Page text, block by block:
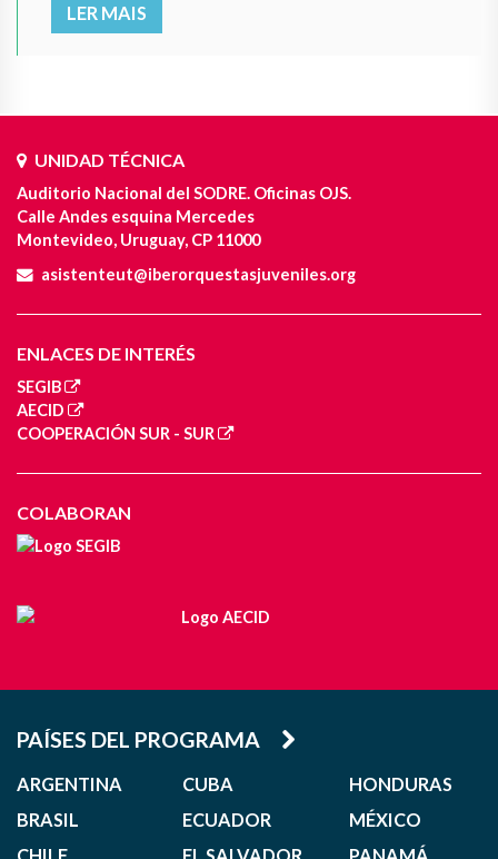
LER MAIS
UNIDAD TÉCNICA
Auditorio Nacional del SODRE. Oficinas OJS.
Calle Andes esquina Mercedes
Montevideo, Uruguay, CP 11000
asistenteut@iberorquestasjuveniles.org
ENLACES DE INTERÉS
SEGIB
AECID
COOPERACIÓN SUR - SUR
COLABORAN
PAÍSES DEL PROGRAMA
ARGENTINA
BRASIL
CUBA
ECUADOR
HONDURAS
MÉXICO